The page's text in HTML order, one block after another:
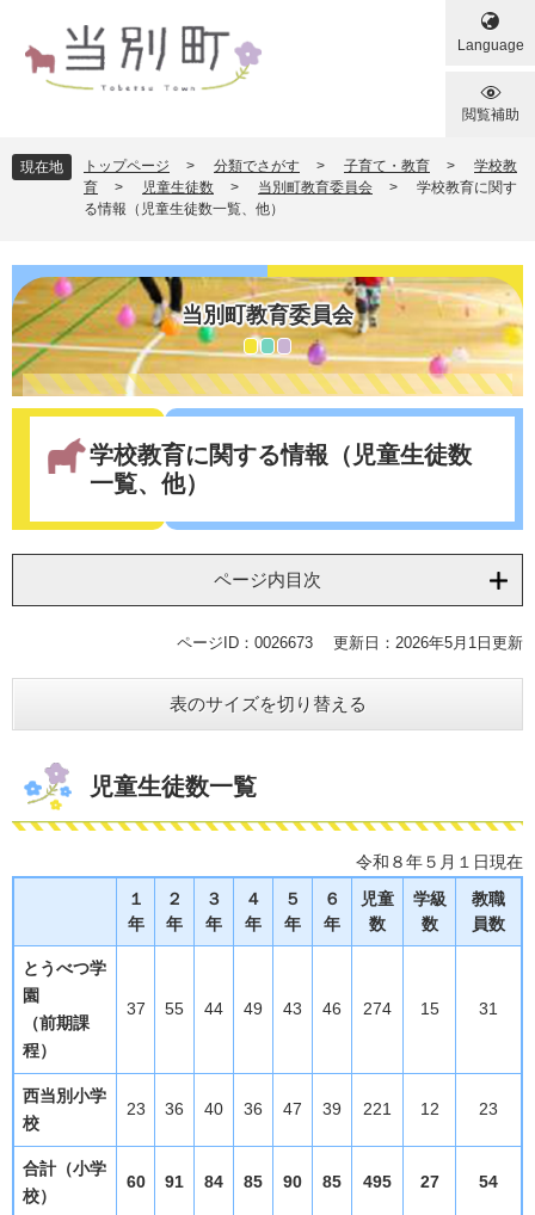
でば
文
Language
閲覧補助
現在地 トップページ > 分類でさがす > 子育て・教育 >
学校教
育
> 児童生徒数 > 当別町教育委員会 >
学校教育に関す
る情報（児童生徒数一覧、他）
当別町教育委員会
学校教育に関する情報（児童生徒数
一覧、他）
ページ内目次
ページID：0026673 更新日：2026年5月1日更新
表のサイズを切り替える
児童生徒数一覧
令和８年５月１日現在
１
年
２
年
３
年
４
年
５
年
６
年
児童
数
学級
数
教職
員数
とうべつ学
園
（前期課
程）
37 55 44 49 43 46 274 15 31
西当別小学
校
23 36 40 36 47 39 221 12 23
合計（小学
校）
60 91 84 85 90 85 495 27 54